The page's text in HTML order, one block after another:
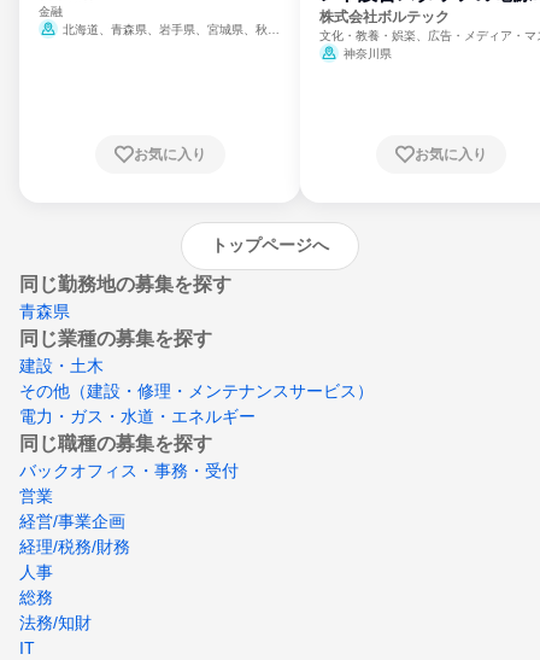
金融
北海道、青森県、岩手県、宮城県、秋田
崎県、熊本県、大分県、宮崎県、鹿児島県、
お気に入り
門
株式会社ボルテック
文化・教養・娯楽、広告・メディア・マ
ミ、電力・ガス・水道・エネルギー
神奈川県
お気に入り
トップページへ
同じ勤務地の募集を探す
青森県
同じ業種の募集を探す
建設・土木
その他（建設・修理・メンテナンスサービス）
電力・ガス・水道・エネルギー
同じ職種の募集を探す
バックオフィス・事務・受付
営業
経営/事業企画
経理/税務/財務
人事
総務
法務/知財
IT